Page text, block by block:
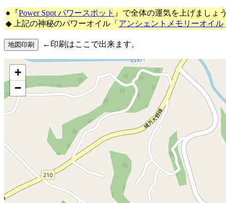
●『Power Spot パワースポット 』で全体の運気を上げましょ
◆ 上記の神秘のパワーオイル「 アンシェントメモリーオイル
←印刷はここで出来ます。
+
−